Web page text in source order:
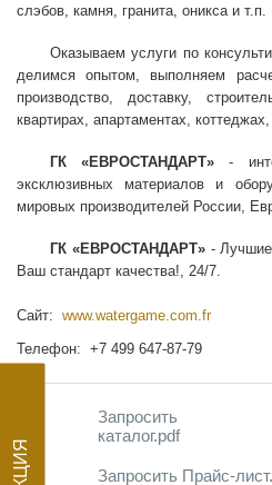
слэбов, камня, гранита, оникса и т.п.
Оказываем услуги по
делимся опытом, выполняем
производство, доставку,
квартирах, апартаментах,
ГК «ЕВРОСТАНДАРТ» -
эксклюзивных материалов и
мировых производителей России,
ГК «ЕВРОСТАНДАРТ»- Лучшие
Ваш стандарт качества!, 24/7.
Сайт: www.watergame.com.fr
Телефон: +7 499 647-87-79
Запросить
каталог.pdf
Запросить Прайс-